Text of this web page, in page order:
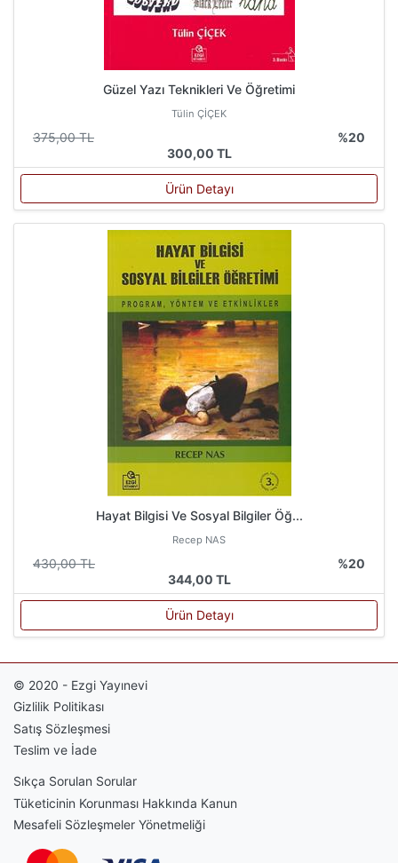
Güzel Yazı Teknikleri Ve Öğretimi
Tülin ÇİÇEK
375,00 TL
%20
300,00 TL
Ürün Detayı
Hayat Bilgisi Ve Sosyal Bilgiler Öğ...
Recep NAS
430,00 TL
%20
344,00 TL
Ürün Detayı
© 2020 - Ezgi Yayınevi
Gizlilik Politikası
Satış Sözleşmesi
Teslim ve İade
Sıkça Sorulan Sorular
Tüketicinin Korunması Hakkında Kanun
Mesafeli Sözleşmeler Yönetmeliği